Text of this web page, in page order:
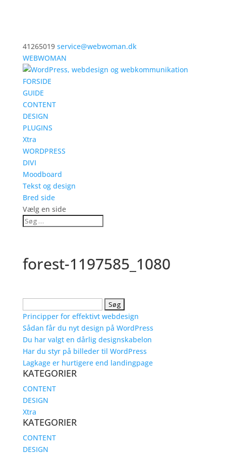
41265019 service@webwoman.dk
WEBWOMAN
FORSIDE
GUIDE
CONTENT
DESIGN
PLUGINS
Xtra
WORDPRESS
DIVI
Moodboard
Tekst og design
Bred side
Vælg en side
forest-1197585_1080
efter:
Principper for effektivt webdesign
Sådan får du nyt design på WordPress
Du har valgt en dårlig designskabelon
Har du styr på billeder til WordPress
Lagkage er hurtigere end landingpage
KATEGORIER
CONTENT
DESIGN
Xtra
KATEGORIER
CONTENT
DESIGN